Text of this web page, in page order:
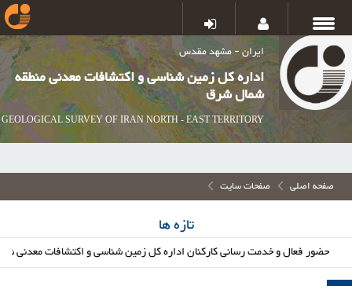
ایران - مشهد مقدس
اداره کل زمین شناسی و اکتشافات معدنی منطقه
شمال شرق
GEOLOGICAL SURVEY OF IRAN NORTH - EAST TERRITORY
صفحه اصلی صفحات سایت
تازه ها
فعال و خدمت رسانی کارکنان اداره کل زمین شناسی و اکتشافات معدنی